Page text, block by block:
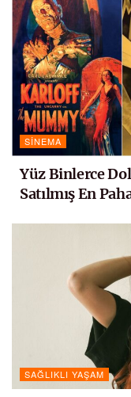
SINEMA
Yüz Binlerce
Satılmış En
SAĞLIKLI YAŞAM